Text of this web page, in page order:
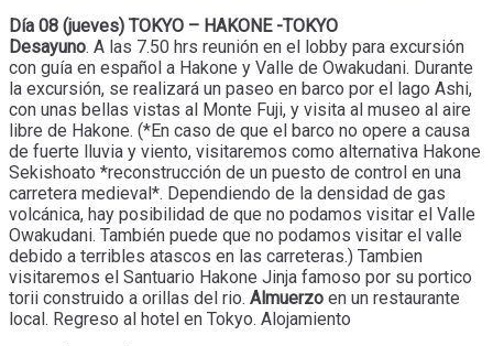
Día 08 (jueves) TOKYO – HAKONE -TOKYO
Desayuno. A las 7.50 hrs reunión en el lobby para excursión
con guía en español a Hakone y Valle de Owakudani. Durante
la excursión, se realizará un paseo en barco por el lago Ashi,
con unas bellas vistas al Monte Fuji, y visita al museo al aire
libre de Hakone. (*En caso de que el barco no opere a causa
de fuerte lluvia y viento, visitaremos como alternativa Hakone
Sekishoato *reconstrucción de un puesto de control en una
carretera medieval*. Dependiendo de la densidad de gas
volcánica, hay posibilidad de que no podamos visitar el Valle
Owakudani. También puede que no podamos visitar el valle
debido a terribles atascos en las carreteras.) Tambien
visitaremos el Santuario Hakone Jinja famoso por su portico
torii construido a orillas del rio. Almuerzo en un restaurante
local. Regreso al hotel en Tokyo. Alojamiento